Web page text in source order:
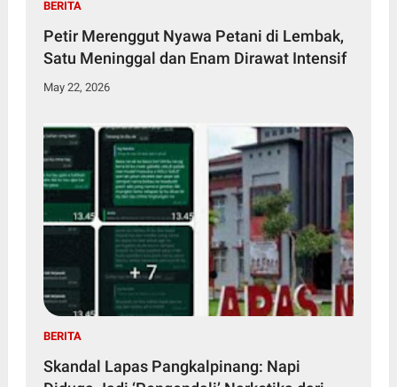
BERITA
Petir Merenggut Nyawa Petani di Lembak,
Satu Meninggal dan Enam Dirawat Intensif
May 22, 2026
BERITA
Skandal Lapas Pangkalpinang: Napi